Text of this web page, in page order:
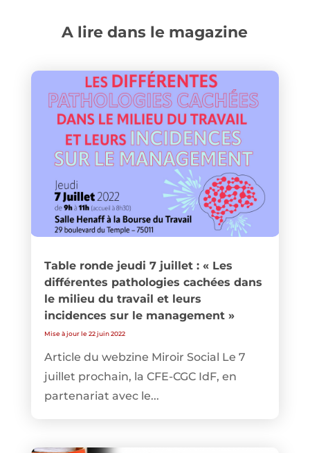
A lire dans le magazine
Table ronde jeudi 7 juillet : « Les
différentes pathologies cachées dans
le milieu du travail et leurs
incidences sur le management »
Mise à jour le 22 juin 2022
Article du webzine Miroir Social Le 7
juillet prochain, la CFE-CGC IdF, en
partenariat avec le...